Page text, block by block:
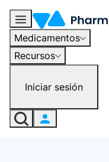
Medicamentos
Recursos
Iniciar sesión